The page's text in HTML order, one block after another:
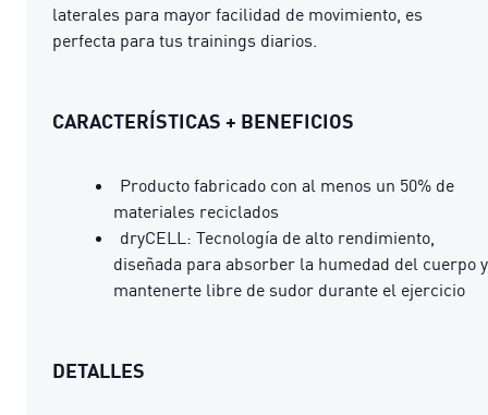
laterales para mayor facilidad de movimiento, es
perfecta para tus trainings diarios.
CARACTERÍSTICAS + BENEFICIOS
Producto fabricado con al menos un 50% de
materiales reciclados
dryCELL: Tecnología de alto rendimiento,
diseñada para absorber la humedad del cuerpo y
mantenerte libre de sudor durante el ejercicio
DETALLES